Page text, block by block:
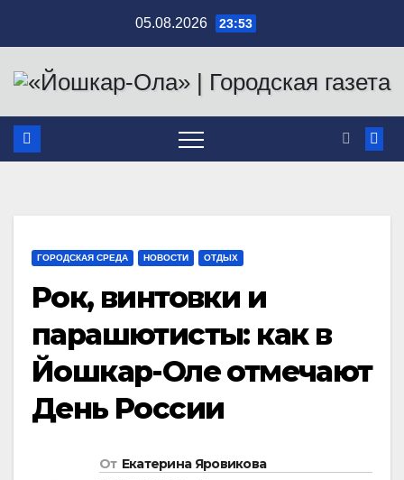
содержимому
05.08.2026 23:53
ГОРОДСКАЯ СРЕДА НОВОСТИ ОТДЫХ
Рок, винтовки и
парашютисты: как в
Йошкар-Оле отмечают
День России
От Екатерина Яровикова